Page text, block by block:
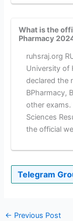
What is the
Pharmacy
ruhsraj.org
University of
declared the
BPharmacy,
other exams.
Sciences
the official
Telegram
← Previous Post